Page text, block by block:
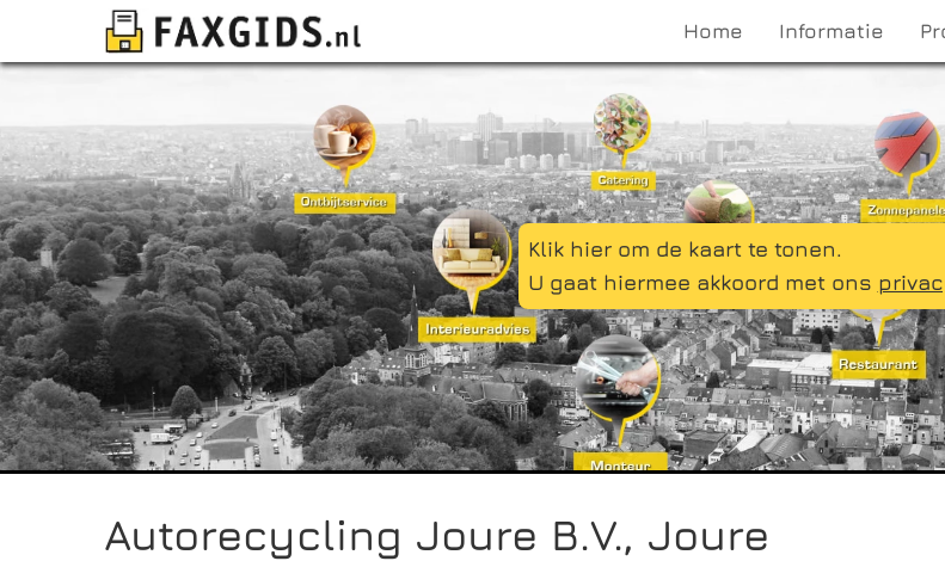
Home Informatie
Klik hier om de kaart te tonen.
U gaat hiermee akkoord met ons
Autorecycling Joure B.V., Joure